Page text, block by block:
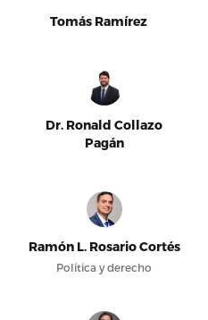
Tomás Ramírez
Dr. Ronald Collazo
Pagán
Ramón L. Rosario Cortés
Política y derecho